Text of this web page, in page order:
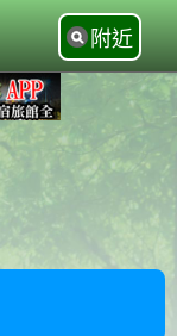
附近